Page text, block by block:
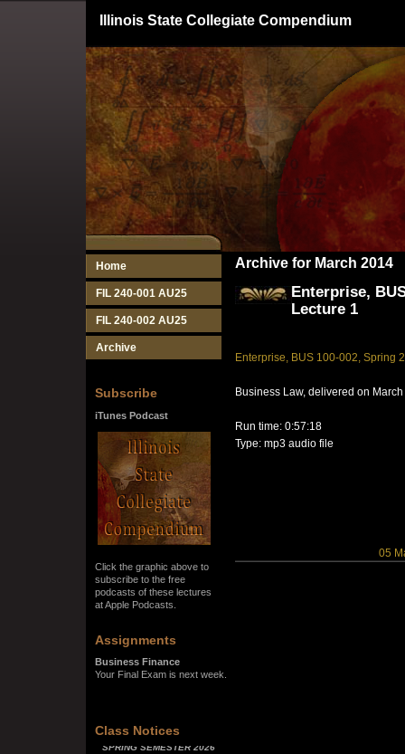
Illinois State Collegiate Compendium
Home
FIL 240-001 AU25
FIL 240-002 AU25
Archive
Subscribe
iTunes Podcast
Click the graphic above to
subscribe to the free
podcasts of these lectures
at Apple Podcasts.
Assignments
Business Finance
Your Final Exam is next week.
Class Notices
SPRING SEMESTER 2026
The Final Exam Schedule is
Archive for March 2014
Enterprise,
Lecture 1
Enterprise, BUS 100-002, Spring
Business Law, delivered on
Run time: 0:57:18
Type: mp3 audio file
05